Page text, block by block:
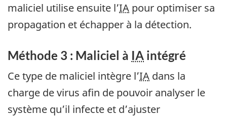
maliciel utilise ensuite l’IA pour optimiser sa
propagation et échapper à la détection.
Méthode 3 : Maliciel à IA intégré
Ce type de maliciel intègre l’IA dans la
charge de virus afin de pouvoir analyser le
système qu’il infecte et d’ajuster